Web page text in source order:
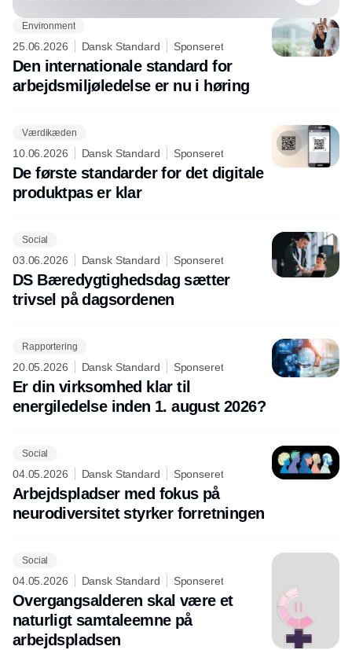
Environment
25.06.2026 Dansk Standard Sponseret
Den internationale standard for
arbejdsmiljøledelse er nu i høring
Værdikæden
10.06.2026 Dansk Standard Sponseret
De første standarder for det digitale
produktpas er klar
Social
03.06.2026 Dansk Standard Sponseret
DS Bæredygtighedsdag sætter
trivsel på dagsordenen
Rapportering
20.05.2026 Dansk Standard Sponseret
Er din virksomhed klar til
energiledelse inden 1. august 2026?
Social
04.05.2026 Dansk Standard Sponseret
Arbejdspladser med fokus på
neurodiversitet styrker forretningen
Social
04.05.2026 Dansk Standard Sponseret
Overgangsalderen skal være et
naturligt samtaleemne på
arbejdspladsen